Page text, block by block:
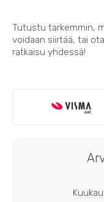
Tutustu tarkemmin,
voidaan siirtää, tai
ratkaisu yhdessä!